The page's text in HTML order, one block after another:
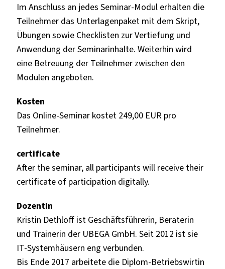
Im Anschluss an jedes Seminar-Modul erhalten die
Teilnehmer das Unterlagenpaket mit dem Skript,
Übungen sowie Checklisten zur Vertiefung und
Anwendung der Seminarinhalte. Weiterhin wird
eine Betreuung der Teilnehmer zwischen den
Modulen angeboten.
Kosten
Das Online-Seminar kostet 249,00 EUR pro
Teilnehmer.
certificate
After the seminar, all participants will receive their
certificate of participation digitally.
Dozentin
Kristin Dethloff ist Geschäftsführerin, Beraterin
und Trainerin der UBEGA GmbH. Seit 2012 ist sie
IT-Systemhäusern eng verbunden.
Bis Ende 2017 arbeitete die Diplom-Betriebswirtin